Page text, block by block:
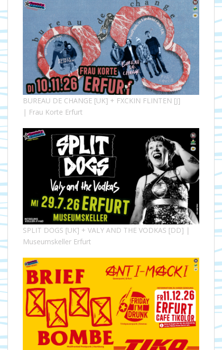
BUREAU DE CHANGE [UK] + FXCKIN FLINTEN [J]
| Frau Korte Erfurt
SPLIT DOGS [UK] + VALY AND THE VODKAS [DD] |
Museumskeller Erfurt